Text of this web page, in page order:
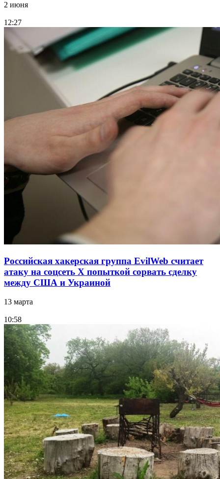
2 июня
12:27
Российская хакерская группа EvilWeb считает
атаку на соцсеть Х попыткой сорвать сделку
между США и Украиной
13 марта
10:58